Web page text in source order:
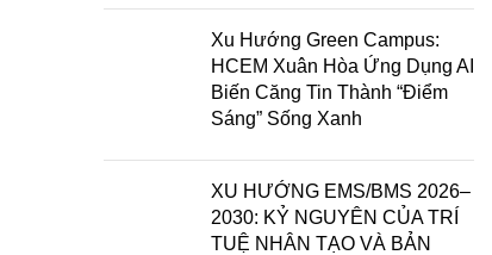
Xu Hướng Green Campus:
HCEM Xuân Hòa Ứng Dụng AI
Biến Căng Tin Thành “Điểm
Sáng” Sống Xanh
XU HƯỚNG EMS/BMS 2026–
2030: KỶ NGUYÊN CỦA TRÍ
TUỆ NHÂN TẠO VÀ BẢN